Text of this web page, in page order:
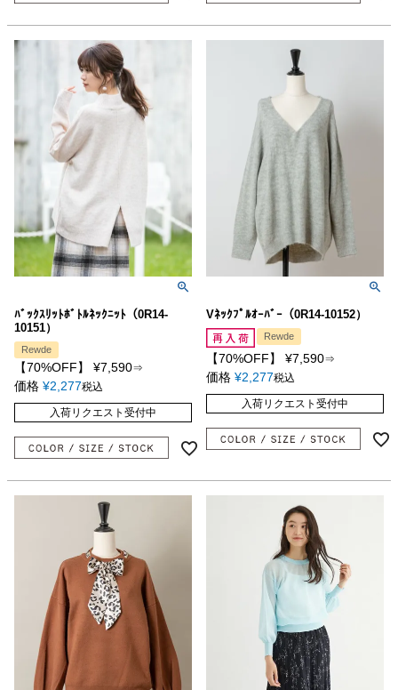
ﾊﾞｯｸｽﾘｯﾄﾎﾞﾄﾙﾈｯｸﾆｯﾄ（0R14-
10151）
Rewde
【70%OFF】 ¥7,590⇒
価格 ¥2,277税込
入荷リクエスト受付中
Vﾈｯｸﾌﾟﾙｵｰﾊﾞｰ（0R14-10152）
Rewde
【70%OFF】 ¥7,590⇒
価格 ¥2,277税込
入荷リクエスト受付中